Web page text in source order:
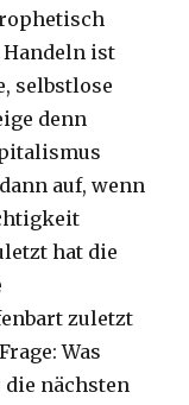
ist
selbstlose
denn
auf, wenn
hat die
zuletzt
Was
nächsten